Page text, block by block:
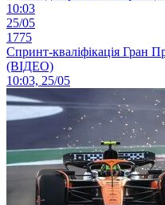
10:03
25/05
1775
Спринт-кваліфікація Гран
(ВІДЕО)
10:03, 25/05